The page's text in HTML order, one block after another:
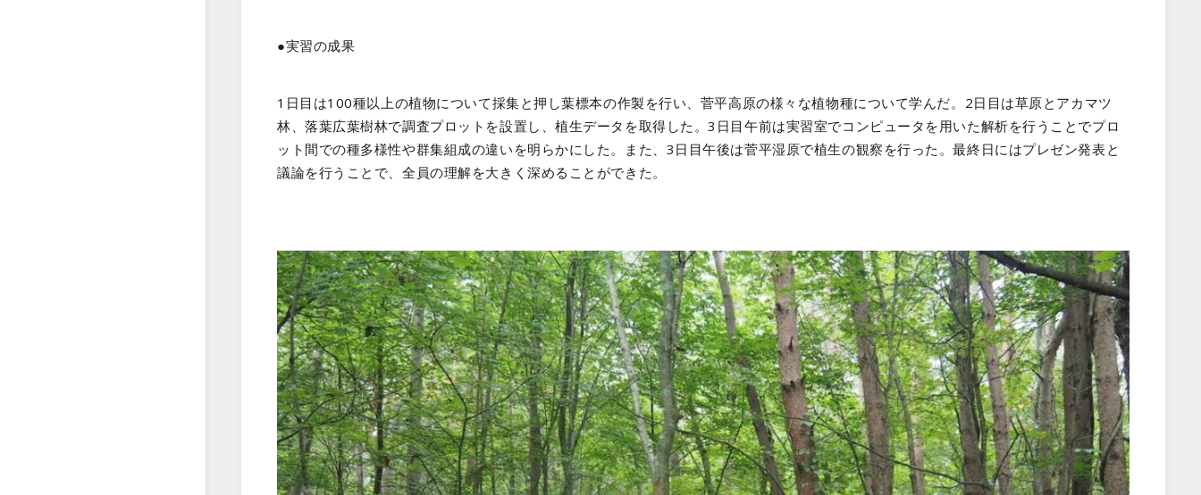
●実習の成果
1日目は100種以上の植物について採集と押し葉標本の作製を行い、菅平高原の様々な植物種について学んだ。2日目は草原とアカマツ
林、落葉広葉樹林で調査プロットを設置し、植生データを取得した。3日目午前は実習室でコンピュータを用いた解析を行うことでプロ
ット間での種多様性や群集組成の違いを明らかにした。また、3日目午後は菅平湿原で植生の観察を行った。最終日にはプレゼン発表と
議論を行うことで、全員の理解を大きく深めることができた。